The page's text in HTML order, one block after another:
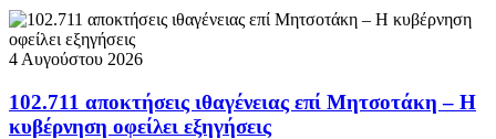
4 Αυγούστου 2026
102.711 αποκτήσεις ιθαγένειας επί Μητσοτάκη – Η
κυβέρνηση οφείλει εξηγήσεις